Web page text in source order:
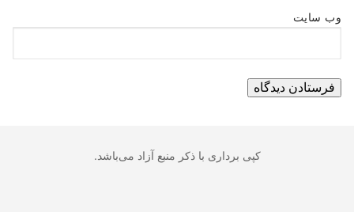
وب‌ سایت
کپی برداری با ذکر منبع آزاد می‌باشد.